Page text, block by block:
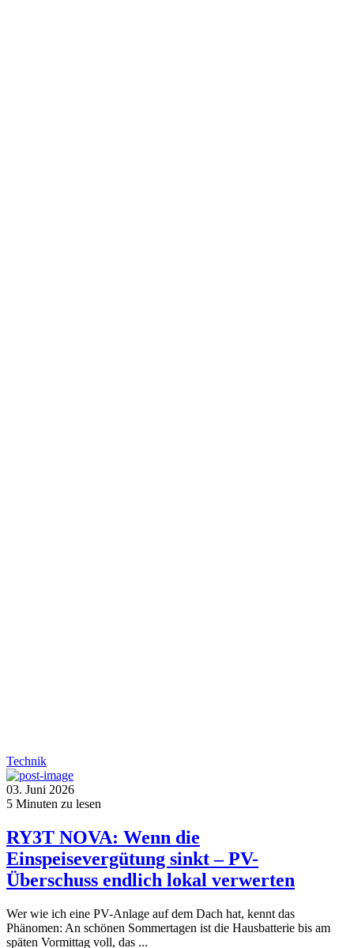
Technik
03. Juni 2026
5 Minuten zu lesen
RY3T NOVA: Wenn die
Einspeisevergütung sinkt – PV-
Überschuss endlich lokal verwerten
Wer wie ich eine PV-Anlage auf dem Dach hat, kennt das
Phänomen: An schönen Sommertagen ist die Hausbatterie bis am
späten Vormittag voll, das ...